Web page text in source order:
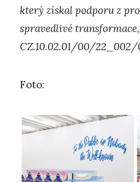
který získal podporu z
spravedlivé transformace,
CZ.10.02.01/00/22_002/
Foto: